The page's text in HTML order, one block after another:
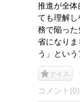
推進が全体
ても理解
務で陥った
省になりま
う」という
ナイス
コメント(0)